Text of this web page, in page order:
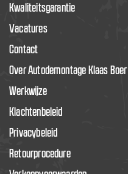
Kwaliteitsgarantie
Vacatures
Contact
Over Autodemontage Klaas Boer
Werkwijze
Klachtenbeleid
Privacybeleid
Retourprocedure